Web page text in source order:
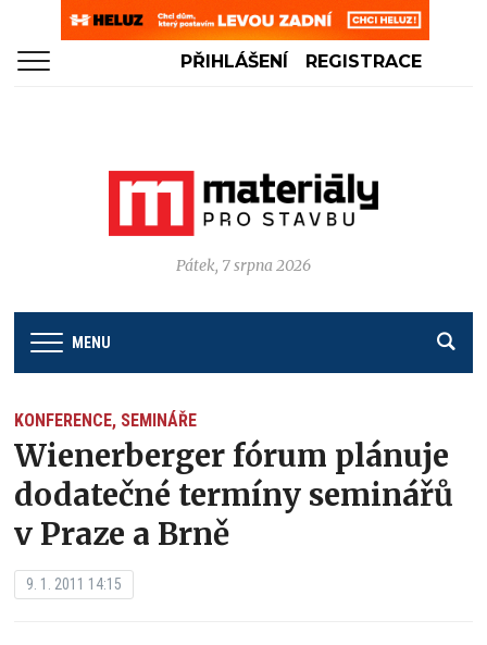
PŘIHLÁŠENÍ REGISTRACE
Pátek, 7 srpna 2026
MENU
KONFERENCE, SEMINÁŘE
Wienerberger fórum plánuje
dodatečné termíny seminářů
v Praze a Brně
9. 1. 2011 14:15